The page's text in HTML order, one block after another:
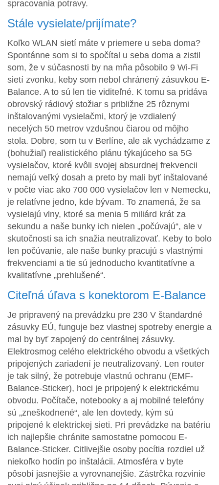
spracovania potravy.
Stále vysielate/prijímate?
Koľko WLAN sietí máte v priemere u seba doma?
Spontánne som si to spočítal u seba doma a zistil
som, že v súčasnosti by na mňa pôsobilo 9 Wi-Fi
sietí zvonku, keby som nebol chránený zásuvkou E-
Balance. A to sú len tie viditeľné. K tomu sa pridáva
obrovský rádiový stožiar s približne 25 rôznymi
inštalovanými vysielačmi, ktorý je vzdialený
necelých 50 metrov vzdušnou čiarou od môjho
stola. Dobre, som tu v Berlíne, ale ak vychádzame z
(bohužiaľ) realistického plánu týkajúceho sa 5G
vysielačov, ktoré kvôli svojej absurdnej frekvencii
nemajú veľký dosah a preto by mali byť inštalované
v počte viac ako 700 000 vysielačov len v Nemecku,
je relatívne jedno, kde bývam. To znamená, že sa
vysielajú vlny, ktoré sa menia 5 miliárd krát za
sekundu a naše bunky ich nielen „počúvajú“, ale v
skutočnosti sa ich snažia neutralizovať. Keby to bolo
len počúvanie, ale naše bunky pracujú s vlastnými
frekvenciami a tie sú jednoducho kvantitatívne a
kvalitatívne „prehlušené“.
Citeľná úľava s konektorom E-Balance
Je pripravený na prevádzku pre 230 V štandardné
zásuvky EÚ, funguje bez vlastnej spotreby energie a
mal by byť zapojený do centrálnej zásuvky.
Elektrosmog celého elektrického obvodu a všetkých
pripojených zariadení je neutralizovaný. Len router
je tak silný, že potrebuje vlastnú ochranu (EMF-
Balance-Sticker), hoci je pripojený k elektrickému
obvodu. Počítače, notebooky a aj mobilné telefóny
sú „zneškodnené“, ale len dovtedy, kým sú
pripojené k elektrickej sieti. Pri prevádzke na batériu
ich najlepšie chránite samostatne pomocou E-
Balance-Sticker. Citlivejšie osoby pocítia rozdiel už
niekoľko hodín po inštalácii. Atmosféra v byte
pôsobí jasnejšie a vyrovnanejšie. Zástrčka rozvinie